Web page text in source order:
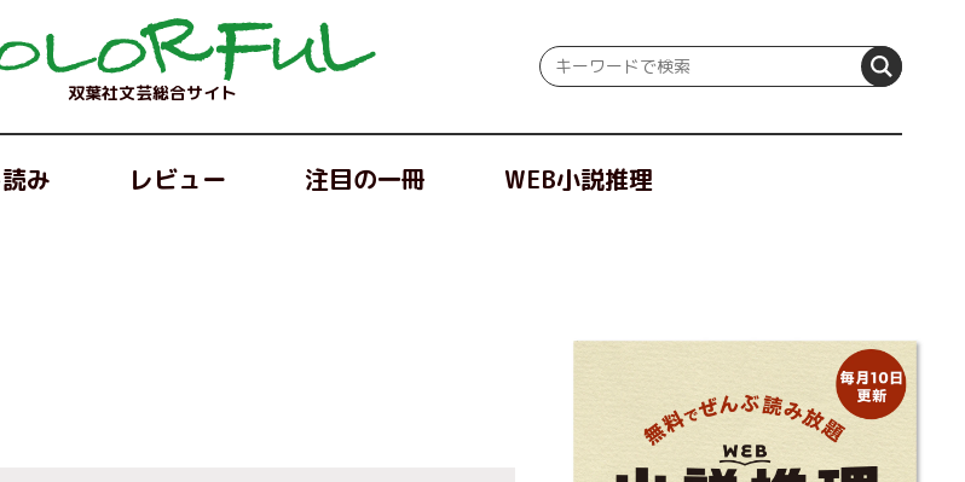
双葉社文芸総合サイト
み レビュー 注目の一冊 WEB小説推理